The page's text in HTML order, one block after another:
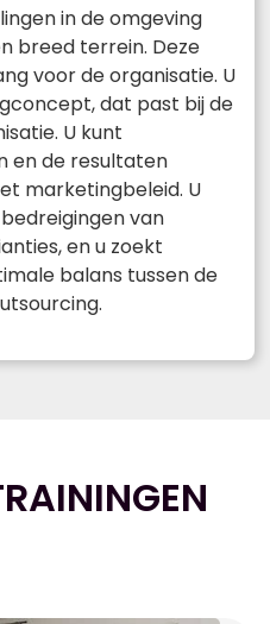
in de omgeving
breed terrein. Deze
voor de organisatie. U
dat past bij de
U kunt
en de resultaten
marketingbeleid. U
van
en u zoekt
balans tussen de